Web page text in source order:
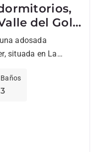
del Golf
adosada
situada en La
3
Baños